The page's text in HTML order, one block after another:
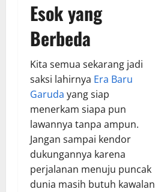
Esok yang
Berbeda
Kita semua sekarang jadi
saksi lahirnya Era Baru
Garuda yang siap
menerkam siapa pun
lawannya tanpa ampun.
Jangan sampai kendor
dukungannya karena
perjalanan menuju puncak
dunia masih butuh kawalan